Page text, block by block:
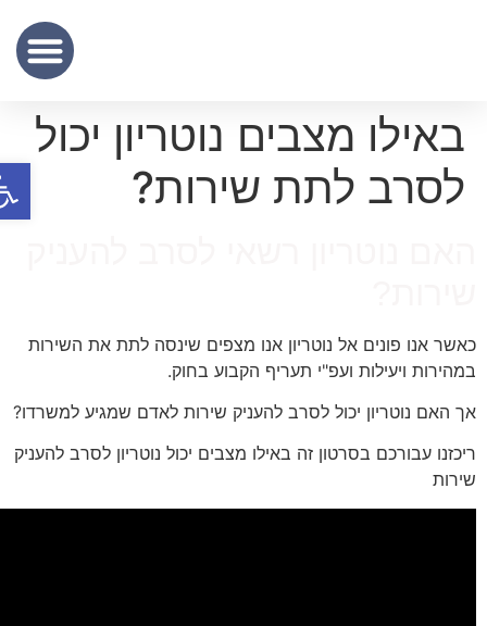
באילו מצבים נוטריון יכול
לסרב לתת שירות?
אנו פונים אל נוטריון אנו מצפים שינסה לתת את השירות
ויעילות ועפ"י תעריף הקבוע בחוק.
האם נוטריון יכול לסרב להעניק שירות לאדם שמגיע למשרדו?
עבורכם בסרטון זה באילו מצבים יכול נוטריון לסרב להעניק
פתח